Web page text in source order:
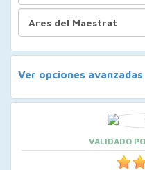
Ver opciones avanzadas
VALIDADO